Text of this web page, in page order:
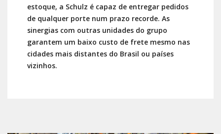
estoque, a Schulz é capaz de entregar pedidos
de qualquer porte num prazo recorde. As
sinergias com outras unidades do grupo
garantem um baixo custo de frete mesmo nas
cidades mais distantes do Brasil ou países
vizinhos.